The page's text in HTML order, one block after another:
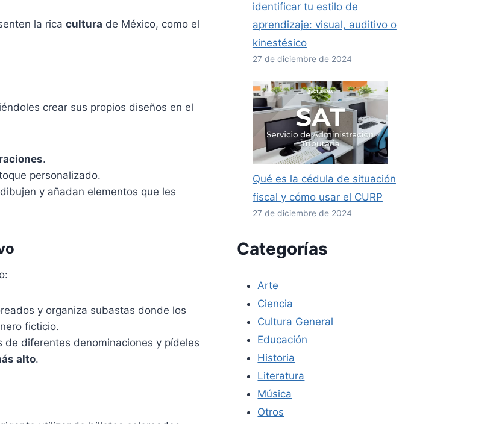
la rica cultura de México, como el
crear sus propios diseños en el
.
personalizado.
y añadan elementos que les
y organiza subastas donde los
ficticio.
de diferentes denominaciones y pídeles
alto.
identificar tu estilo de
aprendizaje: visual, auditivo o
kinestésico
27 de diciembre de 2024
Qué es la cédula de situación
fiscal y cómo usar el CURP
27 de diciembre de 2024
Categorías
Arte
Ciencia
Cultura General
Educación
Historia
Literatura
Música
Otros